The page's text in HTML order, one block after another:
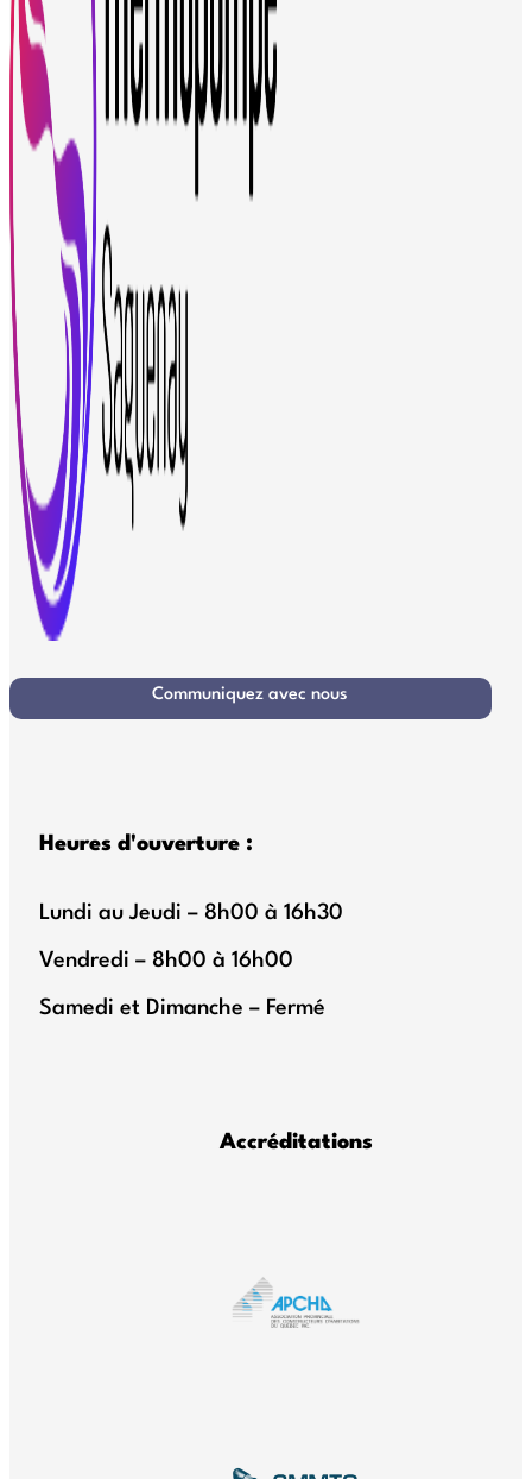
Communiquez avec nous
Heures d'ouverture :
Lundi au Jeudi – 8h00 à 16h30
Vendredi – 8h00 à 16h00
Samedi et Dimanche – Fermé
Accréditations